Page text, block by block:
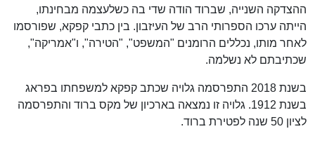
ההצדקה השנייה, שברוד הודה שדי בה כשלעצמה מבחינתו,
הייתה ערכו הספרותי הרב של העיזבון. בין כתבי קפקא, שפורסמו
לאחר מותו, נכללים הרומנים "המשפט", "הטירה", ו"אמריקה",
שכתיבתם לא נשלמה.
בשנת 2018 התפרסמה גלויה שכתב קפקא למשפחתו בפראג
בשנת 1912. גלויה זו נמצאה בארכיון של מקס ברוד והתפרסמה
לציון 50 שנה לפטירת ברוד.